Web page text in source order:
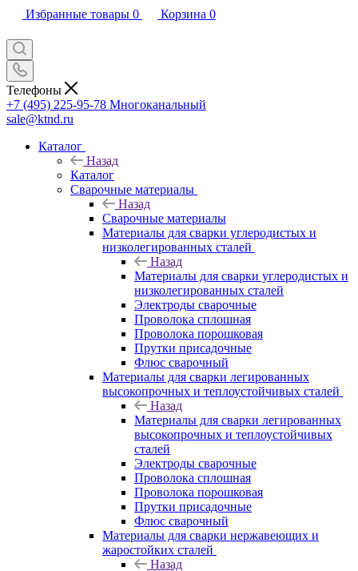
Избранные товары 0 Корзина 0
Телефоны
+7 (495) 225-95-78 Многоканальный
sale@ktnd.ru
Каталог
Назад
Каталог
Сварочные материалы
Назад
Сварочные материалы
Материалы для сварки углеродистых и
низколегированных сталей
Назад
Материалы для сварки углеродистых и
низколегированных сталей
Электроды сварочные
Проволока сплошная
Проволока порошковая
Прутки присадочные
Флюс сварочный
Материалы для сварки легированных
высокопрочных и теплоустойчивых сталей
Назад
Материалы для сварки легированных
высокопрочных и теплоустойчивых
сталей
Электроды сварочные
Проволока сплошная
Проволока порошковая
Прутки присадочные
Флюс сварочный
Материалы для сварки нержавеющих и
жаростойких сталей
Назад